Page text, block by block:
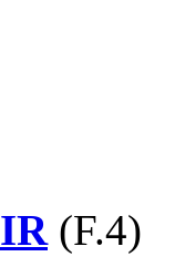
(F.4)